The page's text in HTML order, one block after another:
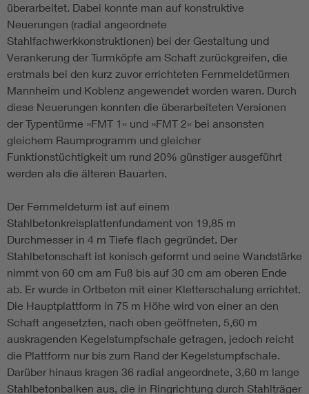
überarbeitet. Dabei konnte man auf konstruktive
Neuerungen (radial angeordnete
Stahlfachwerkkonstruktionen) bei der Gestaltung und
Verankerung der Turmköpfe am Schaft zurückgreifen, die
erstmals bei den kurz zuvor errichteten Fernmeldetürmen
Mannheim und Koblenz angewendet worden waren. Durch
diese Neuerungen konnten die überarbeiteten Versionen
der Typentürme »FMT 1« und »FMT 2« bei ansonsten
gleichem Raumprogramm und gleicher
Funktionstüchtigkeit um rund 20% günstiger ausgeführt
werden als die älteren Bauarten.
Der Fernmeldeturm ist auf einem
Stahlbetonkreisplattenfundament von 19,85 m
Durchmesser in 4 m Tiefe flach gegründet. Der
Stahlbetonschaft ist konisch geformt und seine Wandstärke
nimmt von 60 cm am Fuß bis auf 30 cm am oberen Ende
ab. Er wurde in Ortbeton mit einer Kletterschalung errichtet.
Die Hauptplattform in 75 m Höhe wird von einer an den
Schaft angesetzten, nach oben geöffneten, 5,60 m
auskragenden Kegelstumpfschale getragen, jedoch reicht
die Plattform nur bis zum Rand der Kegelstumpfschale.
Darüber hinaus kragen 36 radial angeordnete, 3,60 m lange
Stahlbetonbalken aus, die in Ringrichtung durch Stahlträger